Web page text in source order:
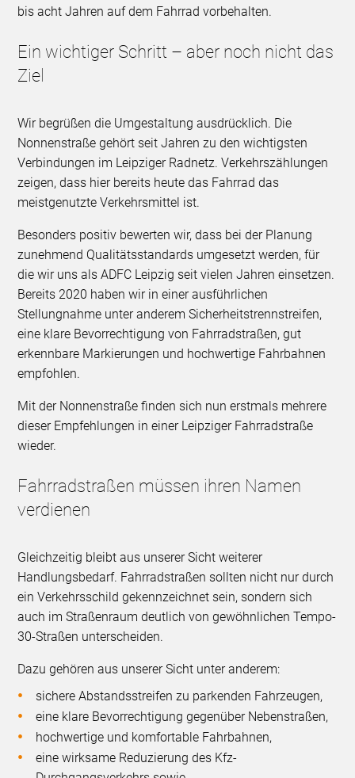
bis acht Jahren auf dem Fahrrad vorbehalten.
Ein wichtiger Schritt – aber noch nicht das
Ziel
Wir begrüßen die Umgestaltung ausdrücklich. Die
Nonnenstraße gehört seit Jahren zu den wichtigsten
Verbindungen im Leipziger Radnetz. Verkehrszählungen
zeigen, dass hier bereits heute das Fahrrad das
meistgenutzte Verkehrsmittel ist.
Besonders positiv bewerten wir, dass bei der Planung
zunehmend Qualitätsstandards umgesetzt werden, für
die wir uns als ADFC Leipzig seit vielen Jahren einsetzen.
Bereits 2020 haben wir in einer ausführlichen
Stellungnahme unter anderem Sicherheitstrennstreifen,
eine klare Bevorrechtigung von Fahrradstraßen, gut
erkennbare Markierungen und hochwertige Fahrbahnen
empfohlen.
Mit der Nonnenstraße finden sich nun erstmals mehrere
dieser Empfehlungen in einer Leipziger Fahrradstraße
wieder.
Fahrradstraßen müssen ihren Namen
verdienen
Gleichzeitig bleibt aus unserer Sicht weiterer
Handlungsbedarf. Fahrradstraßen sollten nicht nur durch
ein Verkehrsschild gekennzeichnet sein, sondern sich
auch im Straßenraum deutlich von gewöhnlichen Tempo-
30-Straßen unterscheiden.
Dazu gehören aus unserer Sicht unter anderem:
sichere Abstandsstreifen zu parkenden Fahrzeugen,
eine klare Bevorrechtigung gegenüber Nebenstraßen,
hochwertige und komfortable Fahrbahnen,
eine wirksame Reduzierung des Kfz-